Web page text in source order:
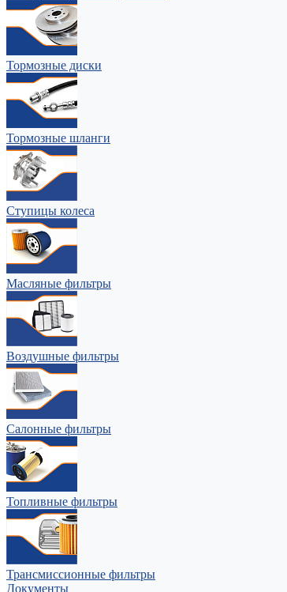
Тормозные диски
Тормозные шланги
Ступицы колеса
Масляные фильтры
Воздушные фильтры
Салонные фильтры
Топливные фильтры
Трансмиссионные фильтры
Документы